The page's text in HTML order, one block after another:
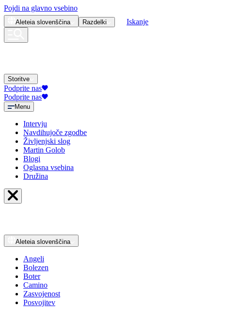
Pojdi na glavno vsebino
Aleteia slovenščina Razdelki Iskanje
Storitve
Podprite nas
Podprite nas
Menu
Intervju
Navdihujoče zgodbe
Življenjski slog
Martin Golob
Blogi
Oglasna vsebina
Družina
Aleteia slovenščina
Angeli
Bolezen
Boter
Camino
Zasvojenost
Posvojitev